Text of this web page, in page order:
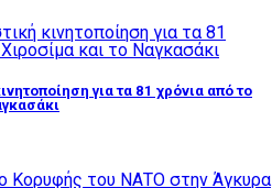
για τα 81 χρόνια από το